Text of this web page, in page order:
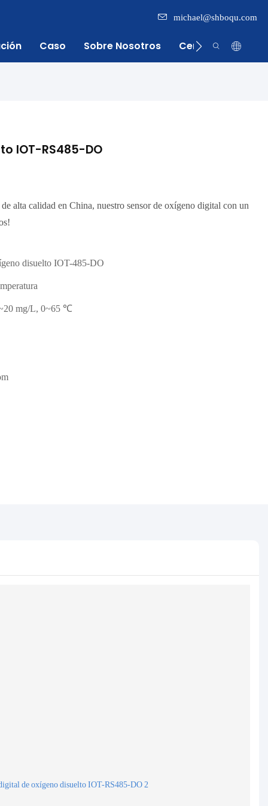
michael@shboqu.com
Caso Sobre Nosotros Centro De
IOT-RS485-DO
alta calidad en China, nuestro sensor de oxígeno digital con un
disuelto IOT-485-DO
mg/L, 0~65 ℃